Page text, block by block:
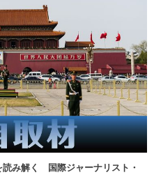
読み解く 国際ジャーナリスト・